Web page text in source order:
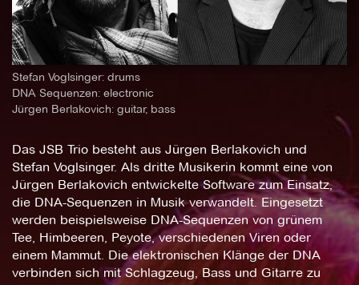
Stefan Voglsinger: drums
DNA Sequenzen: electronic
Jürgen Berlakovich: guitar, bass
Das JSB Trio besteht aus Jürgen Berlakovich und
Stefan Voglsinger. Als dritte Musikerin kommt eine von
Jürgen Berlakovich entwickelte Software zum Einsatz,
die DNA-Sequenzen in Musik verwandelt. Eingesetzt
werden beispielsweise DNA-Sequenzen von grünem
Tee, Himbeeren, Peyote, verschiedenen Viren oder
einem Mammut. Die elektronischen Klänge der DNA
verbinden sich mit Schlagzeug, Bass und Gitarre zu